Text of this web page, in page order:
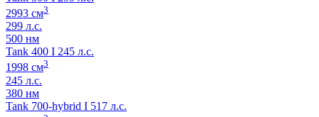
2993 см3
299 л.с.
500 нм
Tank 400 I 245 л.с.
1998 см3
245 л.с.
380 нм
Tank 700-hybrid I 517 л.с.